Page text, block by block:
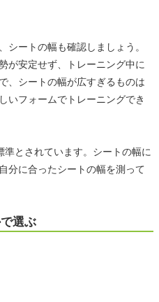
シートの幅も確認しましょう。
が安定せず、トレーニング中に
、シートの幅が広すぎるものは
いフォームでトレーニングでき
とされています。シートの幅に
分に合ったシートの幅を測って
選ぶ